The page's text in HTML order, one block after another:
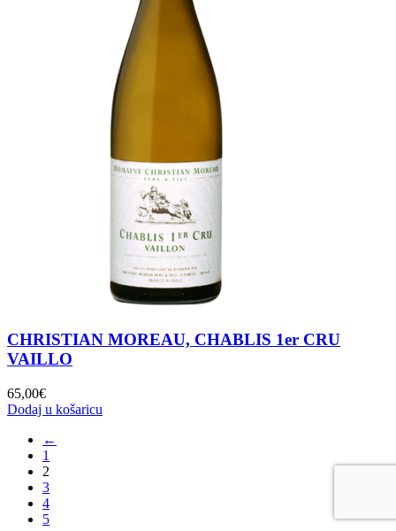
CHRISTIAN MOREAU, CHABLIS 1er CRU
VAILLO
65,00€
Dodaj u košaricu
←
1
2
3
4
5